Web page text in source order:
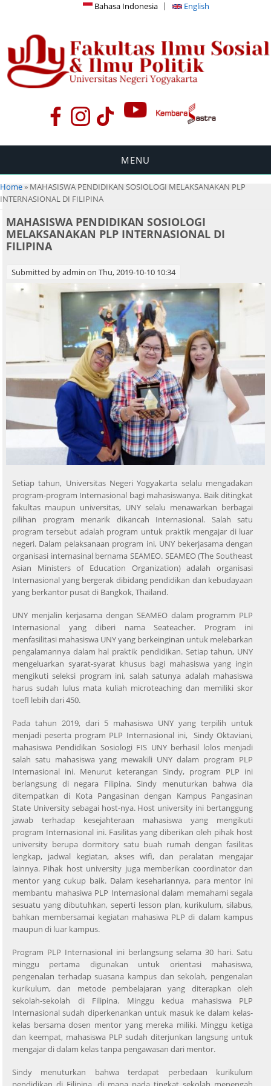
Bahasa Indonesia English
MENU
You are here
Home» MAHASISWA PENDIDIKAN SOSIOLOGI MELAKSANAKAN PLP
INTERNASIONAL DI FILIPINA
MAHASISWA PENDIDIKAN SOSIOLOGI
MELAKSANAKAN PLP INTERNASIONAL DI
FILIPINA
Submitted byadmin on Thu, 2019-10-10 10:34
Setiap tahun, Universitas Negeri Yogyakarta selalu mengadakan
program-program Internasional bagi mahasiswanya. Baik ditingkat
fakultas maupun universitas, UNY selalu menawarkan berbagai
pilihan program menarik dikancah Internasional. Salah satu
program tersebut adalah program untuk praktik mengajar di luar
negeri. Dalam pelaksanaan program ini, UNY bekerjasama dengan
organisasi internasinal bernama SEAMEO. SEAMEO (The Southeast
Asian Ministers of Education Organization) adalah organisasi
Internasional yang bergerak dibidang pendidikan dan kebudayaan
yang berkantor pusat di Bangkok, Thailand.
UNY menjalin kerjasama dengan SEAMEO dalam programm PLP
Internasional yang diberi nama Seateacher. Program ini
menfasilitasi mahasiswa UNY yang berkeinginan untuk melebarkan
pengalamannya dalam hal praktik pendidikan. Setiap tahun, UNY
mengeluarkan syarat-syarat khusus bagi mahasiswa yang ingin
mengikuti seleksi program ini, salah satunya adalah mahasiswa
harus sudah lulus mata kuliah microteaching dan memiliki skor
toefl lebih dari 450.
Pada tahun 2019, dari 5 mahasiswa UNY yang terpilih untuk
menjadi peserta program PLP Internasional ini, Sindy Oktaviani,
mahasiswa Pendidikan Sosiologi FIS UNY berhasil lolos menjadi
salah satu mahasiswa yang mewakili UNY dalam program PLP
Internasional ini. Menurut keterangan Sindy, program PLP ini
berlangsung di negara Filipina. Sindy menuturkan bahwa dia
ditempatkan di Kota Pangasinan dengan Kampus Pangasinan
State University sebagai host-nya. Host university ini bertanggung
jawab terhadap kesejahteraan mahasiswa yang mengikuti
program Internasional ini. Fasilitas yang diberikan oleh pihak host
university berupa dormitory satu buah rumah dengan fasilitas
lengkap, jadwal kegiatan, akses wifi, dan peralatan mengajar
lainnya. Pihak host university juga memberikan coordinator dan
mentor yang cukup baik. Dalam kesehariannya, para mentor ini
membantu mahasiwa PLP Internasional dalam memahami segala
sesuatu yang dibutuhkan, seperti lesson plan, kurikulum, silabus,
bahkan membersamai kegiatan mahasiwa PLP di dalam kampus
maupun di luar kampus.
Program PLP Internasional ini berlangsung selama 30 hari. Satu
minggu pertama digunakan untuk orientasi mahasiswa,
pengenalan terhadap suasana kampus dan sekolah, pengenalan
kurikulum, dan metode pembelajaran yang diterapkan oleh
sekolah-sekolah di Filipina. Minggu kedua mahasiswa PLP
Internasional sudah diperkenankan untuk masuk ke dalam kelas-
kelas bersama dosen mentor yang mereka miliki. Minggu ketiga
dan keempat, mahasiswa PLP sudah diterjunkan langsung untuk
mengajar di dalam kelas tanpa pengawasan dari mentor.
Sindy menuturkan bahwa terdapat perbedaan kurikulum